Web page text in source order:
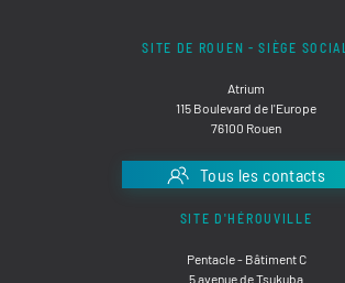
SITE DE ROUEN - SIÈGE SOCIAL
Atrium
115 Boulevard de l'Europe
76100 Rouen
Tous les contacts
SITE D'HÉROUVILLE
Pentacle - Bâtiment C
5 avenue de Tsukuba